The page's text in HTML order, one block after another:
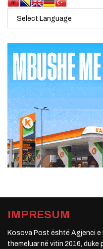
IMPRESUM
Kosova Post është Agjenci e
themeluar në vitin 2016, duke